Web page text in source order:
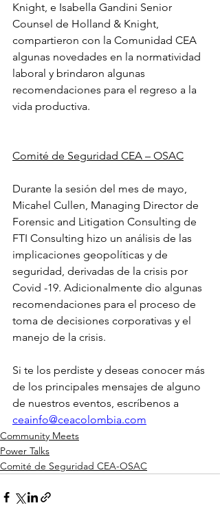
Knight, e Isabella Gandini Senior
Counsel de Holland & Knight,
compartieron con la Comunidad CEA
algunas novedades en la normatividad
laboral y brindaron algunas
recomendaciones para el regreso a la
vida productiva.
Comité de Seguridad CEA – OSAC
Durante la sesión del mes de mayo,
Micahel Cullen, Managing Director de
Forensic and Litigation Consulting de
FTI Consulting hizo un análisis de las
implicaciones geopolíticas y de
seguridad, derivadas de la crisis por
Covid -19. Adicionalmente dio algunas
recomendaciones para el proceso de
toma de decisiones corporativas y el
manejo de la crisis.
Si te los perdiste y deseas conocer más
de los principales mensajes de alguno
de nuestros eventos, escríbenos a
ceainfo@ceacolombia.com
Community Meets
Power Talks
Comité de Seguridad CEA-OSAC